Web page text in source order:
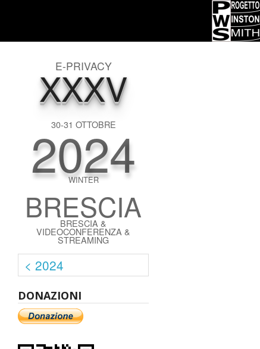
E-PRIVACY
XXXV
30-31 OTTOBRE
2024
WINTER
BRESCIA
BRESCIA &
VIDEOCONFERENZA &
STREAMING
< 2024
DONAZIONI